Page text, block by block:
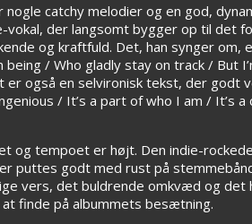
catchy melodier og en god,
der langsomt bygger op til det
og kraftfuld. Det, han synger om,
/ Who gladly stay on track / But
er også en selvironisk tekst, der godt
/ It’s a part of who I am / It’s
tempoet er højt. Den indie-
puttes godt med rust på
vers, det buldrende omkvæd og det
finde på albummets besætning.